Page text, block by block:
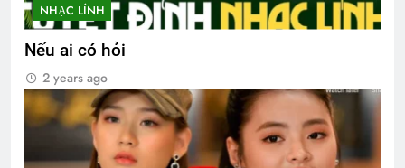
NHẠC LÍNH
Nếu ai có hỏi
2 years ago